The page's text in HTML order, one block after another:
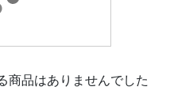
商品はありませんでした